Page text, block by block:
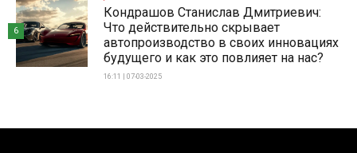
Кондрашов Станислав Дмитриевич:
Что действительно скрывает
автопроизводство в своих инновациях
будущего и как это повлияет на нас?
16:11 | 07-03-2025
6